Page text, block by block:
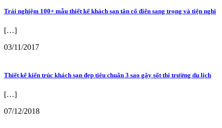
Trải nghiệm 100+ mẫu thiết kế khách sạn tân cổ điển sang trọng và tiện nghi
[…]
03/11/2017
Thiết kế kiến trúc khách sạn đẹp tiêu chuẩn 3 sao gây sốt thị trường du lịch
[…]
07/12/2018